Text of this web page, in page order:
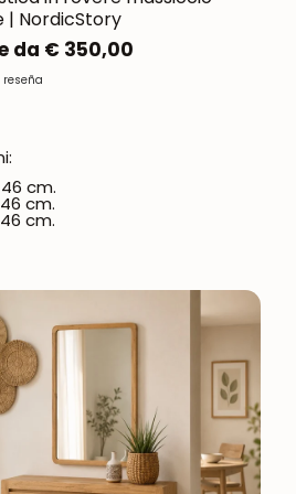
| NordicStory
da € 350,00
reseña
cm.
cm.
cm.